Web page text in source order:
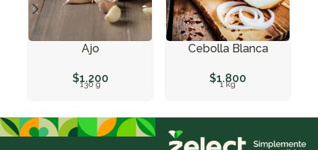
Ajo
$1.200
130 g
Cebolla Blanca
$1.800
1 kg